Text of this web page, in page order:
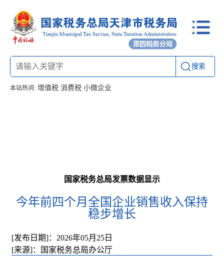
搜索
本站热词: 增值税 消费税 小微企业
国家税务总局发票数据显示
今年前四个月全国企业销售收入保持
稳步增长
[发布日期]：2026年05月25日
[来源]：国家税务总局办公厅